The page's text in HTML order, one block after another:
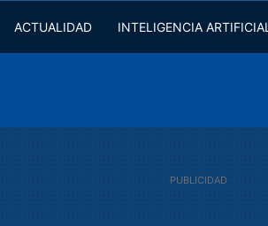
ACTUALIDAD INTELIGENCIA ARTIFICIAL